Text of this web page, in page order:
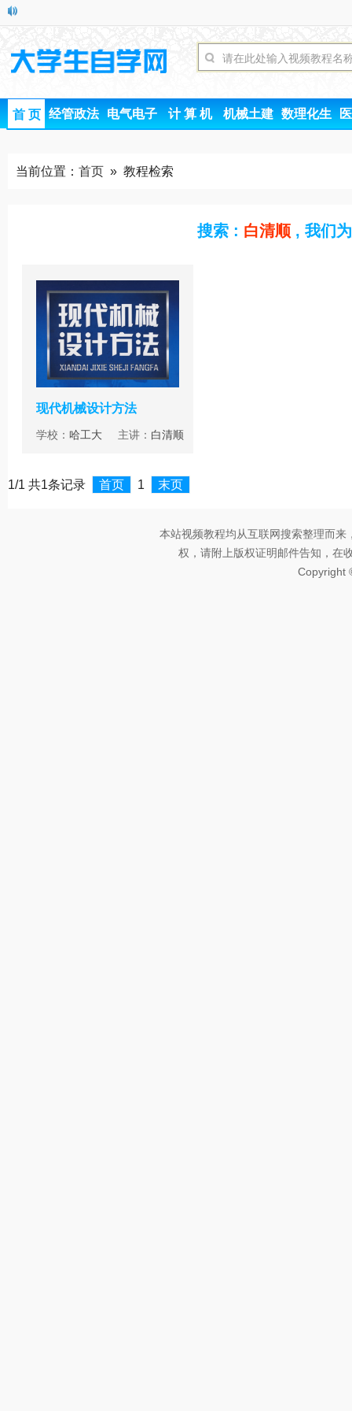
首 页 经管政法 电气电子 计 算 机 机械土建 数理化生
当前位置： 首页 » 教程检索
搜索 : 白清顺 , 我们
现代机械设计方法
学校： 哈工大 主讲： 白清顺
1/1 共1条记录 首页 1 末页
本站视频教程均从互联网搜索整理而
权，请附上版权证明邮件告知，在
Copyright